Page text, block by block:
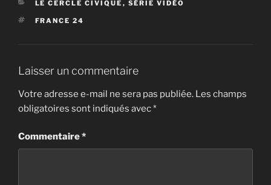
CATÉGORIES
LE CERCLE CIVIQUE , SÉRIE VIDÉO
ÉTIQUETTES
FRANCE 24
Laisser un commentaire
Votre adresse e-mail ne sera pas publiée. Les champs
obligatoires sont indiqués avec*
Commentaire*